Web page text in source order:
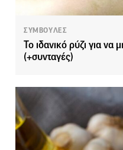
ΣΥΜΒΟΥΛΕΣ
Το ιδανικό ρύζι για να
(+συνταγές)